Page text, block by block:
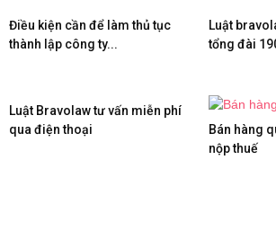
Điều kiện cần để làm thủ tục
thành lập công ty...
Luật
tổng đài
Luật Bravolaw tư vấn miễn phí
qua điện thoại
Bán hàng
nộp thuế